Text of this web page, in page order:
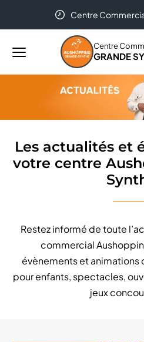
Centre
Menu
principal
Centre
GRANDE
site
Les actualités et
Aushopping Grande Synthe
Les actualités et
votre centre
Restez informé de toute
commercial
évènements et animations
pour enfants, spectacles,
jeux